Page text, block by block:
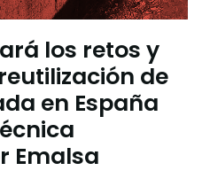
los retos y
de
en España
Emalsa